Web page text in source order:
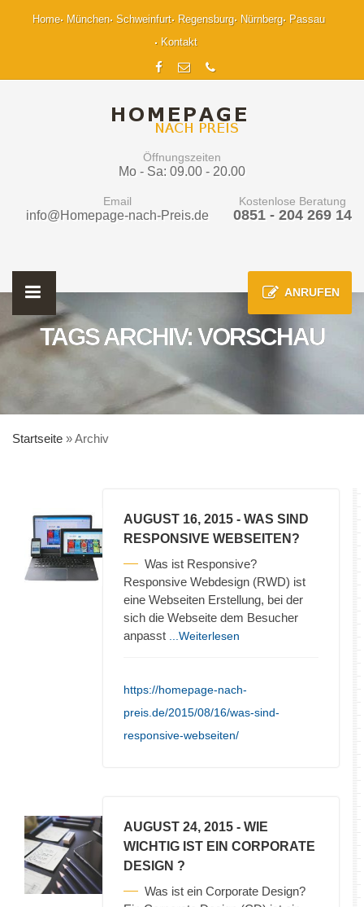
Home München Schweinfurt Regensburg Nürnberg
Passau
Kontakt
Öffnungszeiten
Mo - Sa: 09.00 - 20.00
Email
info@Homepage-nach-Preis.de
Kostenlose Beratung
0851 - 204 269 14
ANRUFEN
TAGS ARCHIV: VORSCHAU
Startseite »Archiv
AUGUST 16, 2015 - WAS SIND
RESPONSIVE WEBSEITEN?
Was ist Responsive?
Responsive Webdesign (RWD) ist
eine Webseiten Erstellung, bei der
sich die Webseite dem Besucher
anpasst
...Weiterlesen
https://homepage-nach-
preis.de/2015/08/16/was-sind-
responsive-webseiten/
AUGUST 24, 2015 - WIE
WICHTIG IST EIN CORPORATE
DESIGN ?
Was ist ein Corporate Design?